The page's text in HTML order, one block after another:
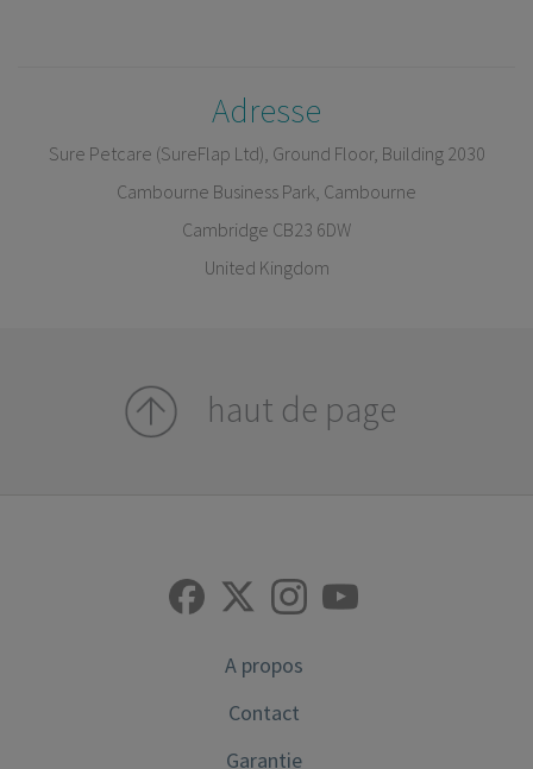
Adresse
Sure Petcare (SureFlap Ltd), Ground Floor, Building 2030
Cambourne Business Park, Cambourne
Cambridge CB23 6DW
United Kingdom
haut de page
A propos
Contact
Garantie